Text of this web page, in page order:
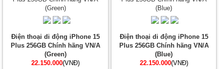
Điện thoại di động iPhone 15
Plus 256GB Chính hãng VN/A
(Green)
22.150.000(VNĐ)
Điện thoại di động iPhone 15
Plus 256GB Chính hãng VN/A
(Blue)
22.150.000(VNĐ)